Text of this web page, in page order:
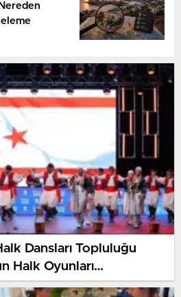
Dansları Topluluğu
Halk Oyunları
Gururla Temsil Ediyor